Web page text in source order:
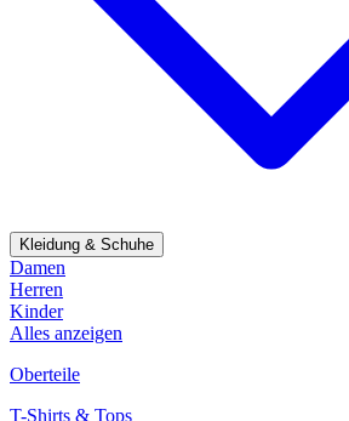
Kleidung & Schuhe
Damen
Herren
Kinder
Alles anzeigen
Oberteile
T-Shirts & Tops